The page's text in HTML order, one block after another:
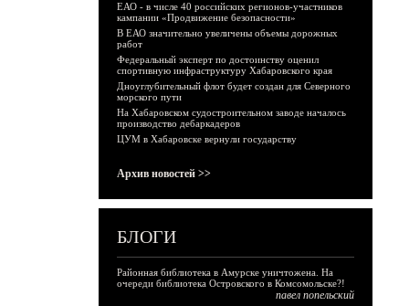
ЕАО - в числе 40 российских регионов-участников
кампании «Продвижение безопасности»
В ЕАО значительно увеличены объемы дорожных
работ
Федеральный эксперт по достоинству оценил
спортивную инфраструктуру Хабаровского края
Дноуглубительный флот будет создан для Северного
морского пути
На Хабаровском судостроительном заводе началось
производство дебаркадеров
ЦУМ в Хабаровске вернули государству
Архив новостей >>
БЛОГИ
Районная библиотека в Амурске уничтожена. На
очереди библиотека Островского в Комсомольске?!
павел попельский